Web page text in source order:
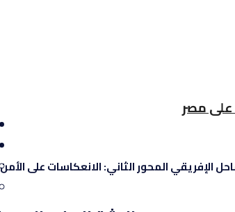
على مصر
الإفريقي المحور الثاني: الانعكاسات على